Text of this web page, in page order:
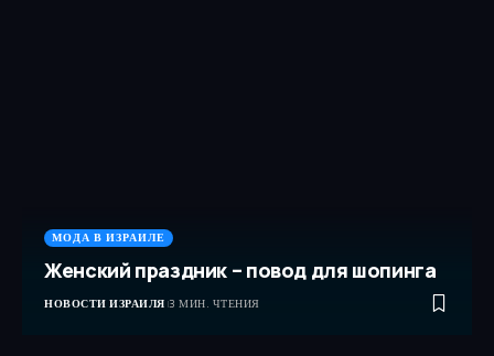
МОДА В ИЗРАИЛЕ
Женский праздник – повод для шопинга
НОВОСТИ ИЗРАИЛЯ 3 МИН. ЧТЕНИЯ